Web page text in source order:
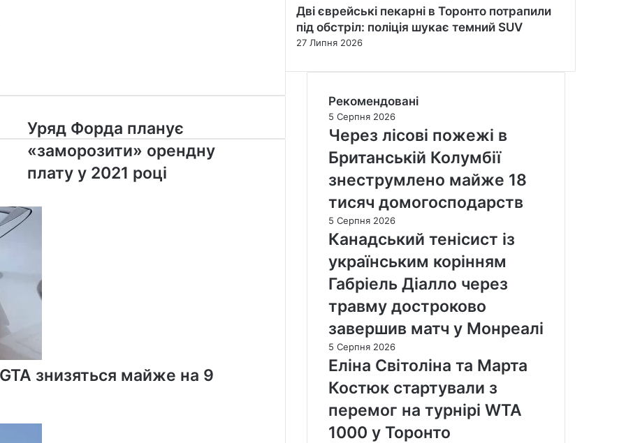
Уряд
Форда
планує
«заморозити»
орендну
у
Уряд Форда планує
«заморозити» орендну
плату у 2021 році
знизяться майже на 9
Дві єврейські пекарні в Торонто потрапили
під обстріл: поліція шукає темний SUV
27 Липня 2026
Рекомендовані
5 Серпня 2026
Через лісові пожежі в
Британській Колумбії
знеструмлено майже 18
тисяч домогосподарств
5 Серпня 2026
Канадський тенісист із
українським корінням
Габріель Діалло через
травму достроково
завершив матч у Монреалі
5 Серпня 2026
Еліна Світоліна та Марта
Костюк стартували з
перемог на турнірі WTA
1000 у Торонто